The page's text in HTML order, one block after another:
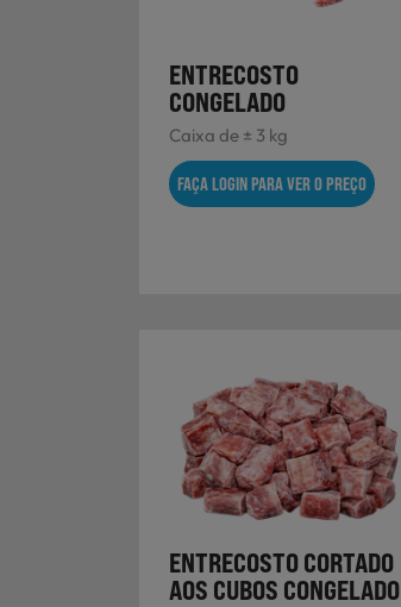
ENTRECOSTO
CONGELADO
Caixa de ± 3 kg
FAÇA LOGIN PARA VER O PREÇO
ENTRECOSTO CORTADO
AOS CUBOS CONGELADO